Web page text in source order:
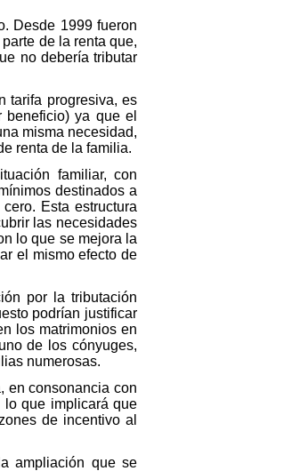
Desde 1999 fueron
de la renta que,
no debería tributar
tarifa progresiva, es
ya que el
misma necesidad,
renta de la familia.
familiar, con
destinados a
Esta estructura
las necesidades
lo que se mejora la
el mismo efecto de
por la tributación
podrían justificar
los matrimonios en
de los cónyuges,
numerosas.
en consonancia con
lo que implicará que
de incentivo al
ampliación que se